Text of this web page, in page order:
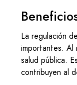
La regulación
importantes. Al
salud pública.
contribuyen al